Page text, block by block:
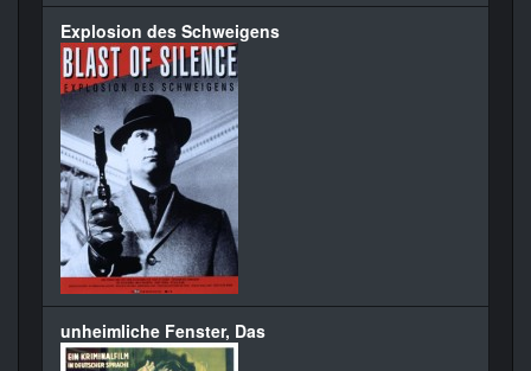
Explosion des Schweigens
unheimliche Fenster, Das